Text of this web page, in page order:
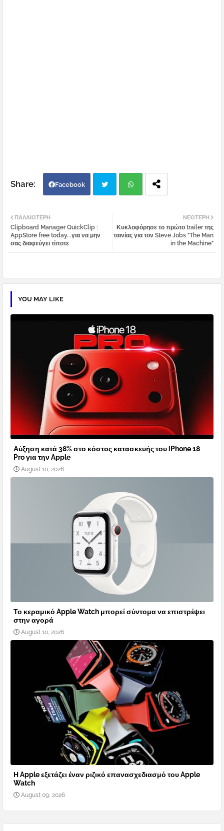
Facebook
atsa
ΝΕΌΤΕΡΗ
Κυκλοφόρησε το πρώτο trailer της
ταινίας για τον Steve Jobs "The Man
in the Machine"
ΠΑΛΑΙΌΤΕΡΗ
Clipboard Manager QuickClip :
AppStore free today...για να μην
σας διαφεύγει τίποτε
YOU MAY LIKE
Αύξηση κατά 38% στο κόστος κατασκευής του iPhone 18
Pro για την Apple
August 10, 2026
Το κεραμικό Apple Watch μπορεί σύντομα να επιστρέψει
στην αγορά
August 10, 2026
Η Apple εξετάζει έναν ριζικό επανασχεδιασμό του Apple
Watch
August 09, 2026